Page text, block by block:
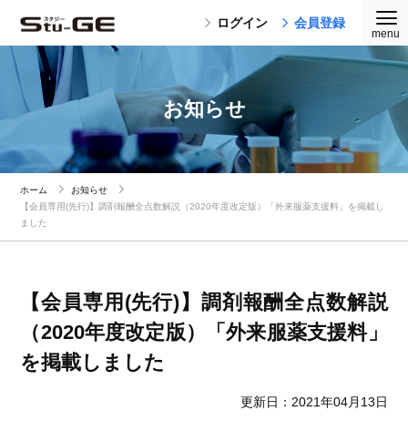
ログイン 会員登録
お知らせ
ホーム
お知らせ
【会員専用(先行)】調剤報酬全点数解説（2020年度改定版）「外来服薬支援料」を掲載し
ました
【会員専用(先行)】調剤報酬全点数解説
（2020年度改定版）「外来服薬支援料」
を掲載しました
更新日：2021年04月13日